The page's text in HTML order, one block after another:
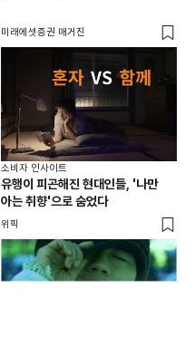
미래에셋증권 매거진
소비자 인사이트
유행이 피곤해진 현대인들, '나만
아는 취향'으로 숨었다
위픽